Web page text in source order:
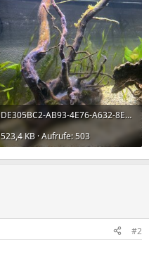
DE305BC2-AB93-4E76-A632-8E365AB5F3DC.jpeg
523,4 KB · Aufrufe: 503
#2